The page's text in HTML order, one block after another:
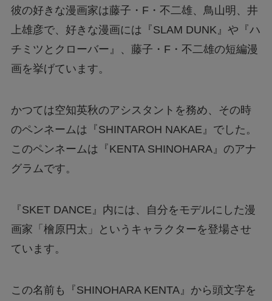
彼の好きな漫画家は藤子・F・不二雄、鳥山明、井
上雄彦で、好きな漫画には『SLAM DUNK』や『ハ
チミツとクローバー』、藤子・F・不二雄の短編漫
画を挙げています。
かつては空知英秋のアシスタントを務め、その時
のペンネームは『SHINTAROH NAKAE』でした。
このペンネームは『KENTA SHINOHARA』のアナ
グラムです。
『SKET DANCE』内には、自分をモデルにした漫
画家「檜原円太」というキャラクターを登場させ
ています。
この名前も『SHINOHARA KENTA』から頭文字を